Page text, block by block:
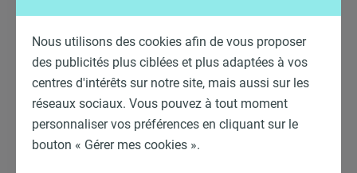
Nous utilisons des cookies afin de vous proposer
des publicités plus ciblées et plus adaptées à vos
centres d'intérêts sur notre site, mais aussi sur les
réseaux sociaux. Vous pouvez à tout moment
personnaliser vos préférences en cliquant sur le
bouton « Gérer mes cookies ».